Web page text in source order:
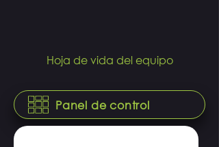
Hoja de vida del equipo
Panel de control